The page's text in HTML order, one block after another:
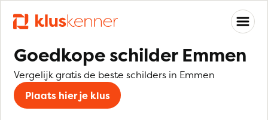
Goedkope schilder Emmen
Vergelijk gratis de beste schilders in Emmen
Plaats hier je klus